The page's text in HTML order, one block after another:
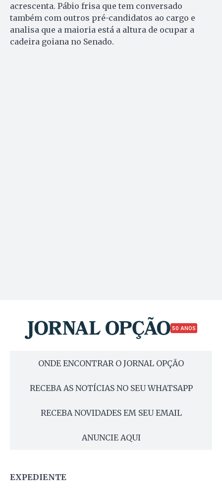
acrescenta. Pábio frisa que tem conversado
também com outros pré-candidatos ao cargo e
analisa que a maioria está a altura de ocupar a
cadeira goiana no Senado.
50 ANOS
ONDE ENCONTRAR O JORNAL OPÇÃO
RECEBA AS NOTÍCIAS NO SEU WHATSAPP
RECEBA NOVIDADES EM SEU EMAIL
ANUNCIE AQUI
EXPEDIENTE